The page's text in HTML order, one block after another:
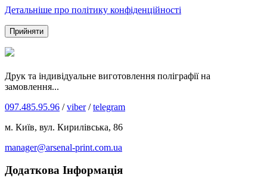
Детальніше про політику конфіденційності
Прийняти
Друк та індивідуальне виготовлення поліграфії на
замовлення...
097.485.95.96 /viber/telegram
м. Київ, вул. Кирилівська, 86
manager@arsenal-print.com.ua
Додаткова Інформація